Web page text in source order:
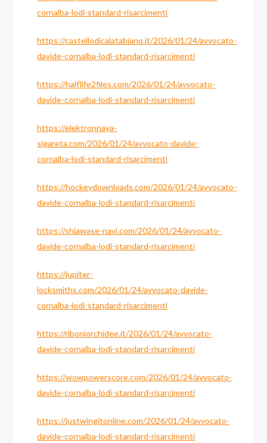
cornalba-lodi-standard-risarcimenti
https://castellodicalatabiano.it/2026/01/24/avvocato-
davide-cornalba-lodi-standard-risarcimenti
https://halflife2files.com/2026/01/24/avvocato-
davide-cornalba-lodi-standard-risarcimenti
https://elektronnaya-
sigareta.com/2026/01/24/avvocato-davide-
cornalba-lodi-standard-risarcimenti
https://hockeydownloads.com/2026/01/24/avvocato-
davide-cornalba-lodi-standard-risarcimenti
https://shiawase-navi.com/2026/01/24/avvocato-
davide-cornalba-lodi-standard-risarcimenti
https://jupiter-
locksmiths.com/2026/01/24/avvocato-davide-
cornalba-lodi-standard-risarcimenti
https://riboniorchidee.it/2026/01/24/avvocato-
davide-cornalba-lodi-standard-risarcimenti
https://wowpowerscore.com/2026/01/24/avvocato-
davide-cornalba-lodi-standard-risarcimenti
https://justwingitonline.com/2026/01/24/avvocato-
davide-cornalba-lodi-standard-risarcimenti